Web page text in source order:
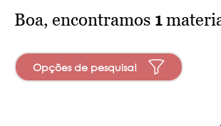
Boa, encontramos 1
Opções de pesquisa!